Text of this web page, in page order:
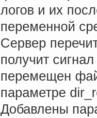
логов и их
переменной
Сервер
получит
перемещен
параметре
Добавлены